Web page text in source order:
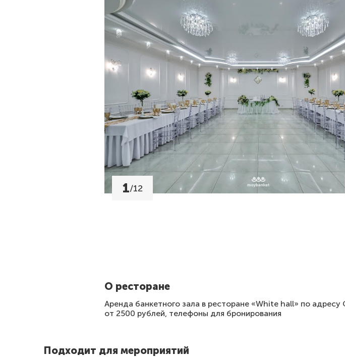
1/12
О ресторане
Аренда банкетного зала в ресторане «White hall» по
от 2500 рублей, телефоны для бронирования
Подходит для мероприятий